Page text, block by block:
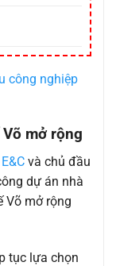
công nghiệp
mở rộng
và chủ đầu
dự án nhà
Võ mở rộng
tục lựa chọn